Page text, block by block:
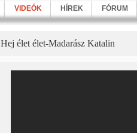
VIDEÓK HÍREK FÓRUM
Hej élet élet-Madarász Katalin